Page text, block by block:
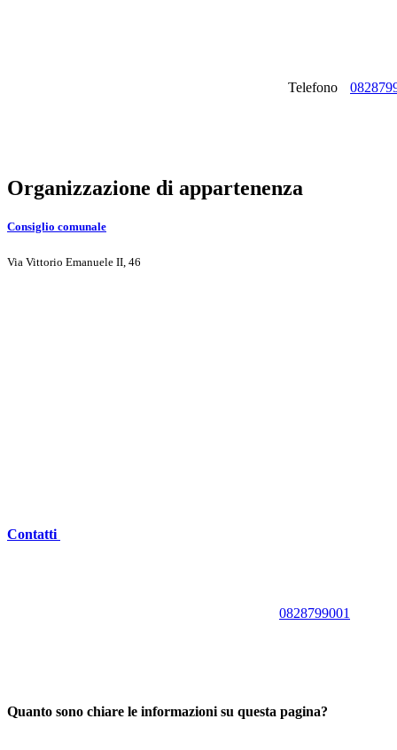
Telefono
Organizzazione di appartenenza
Consiglio comunale
Via Vittorio Emanuele II, 46
Contatti
0828799001
Quanto sono chiare le informazioni su questa pagina?